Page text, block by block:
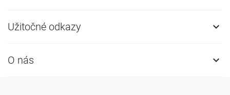
Užitočné odkazy 
O nás 